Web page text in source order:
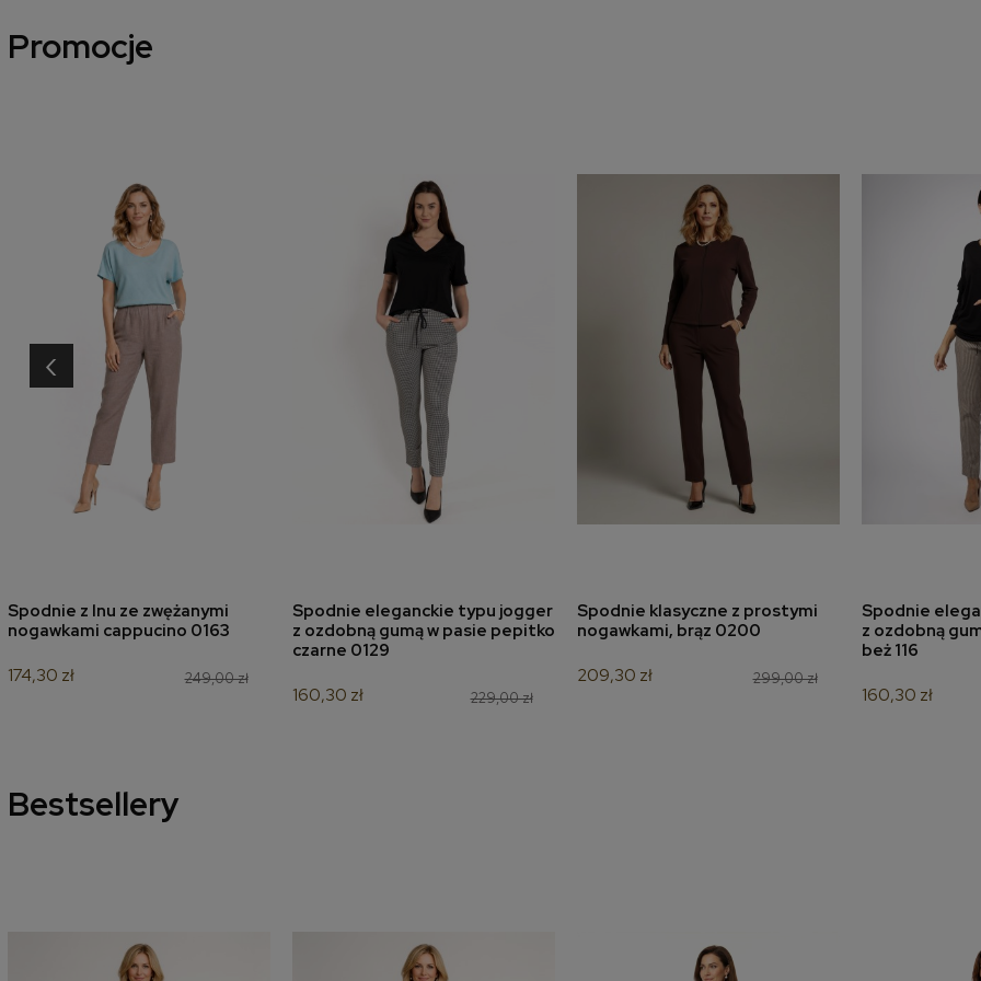
Promocje
dodaj do koszyka
Spodnie z lnu ze zwężanymi
nogawkami cappucino 0163
249,00 zł
174,30 zł
dodaj do koszyka
Spodnie eleganckie typu jogger
z ozdobną gumą w pasie pepitko
czarne 0129
229,00 zł
160,30 zł
dodaj do koszyka
Spodnie klasyczne z prostymi
nogawkami, brąz 0200
299,00 zł
209,30 zł
Spodnie
z ozdobną
beż 116
160,30 zł
‹
Bestsellery